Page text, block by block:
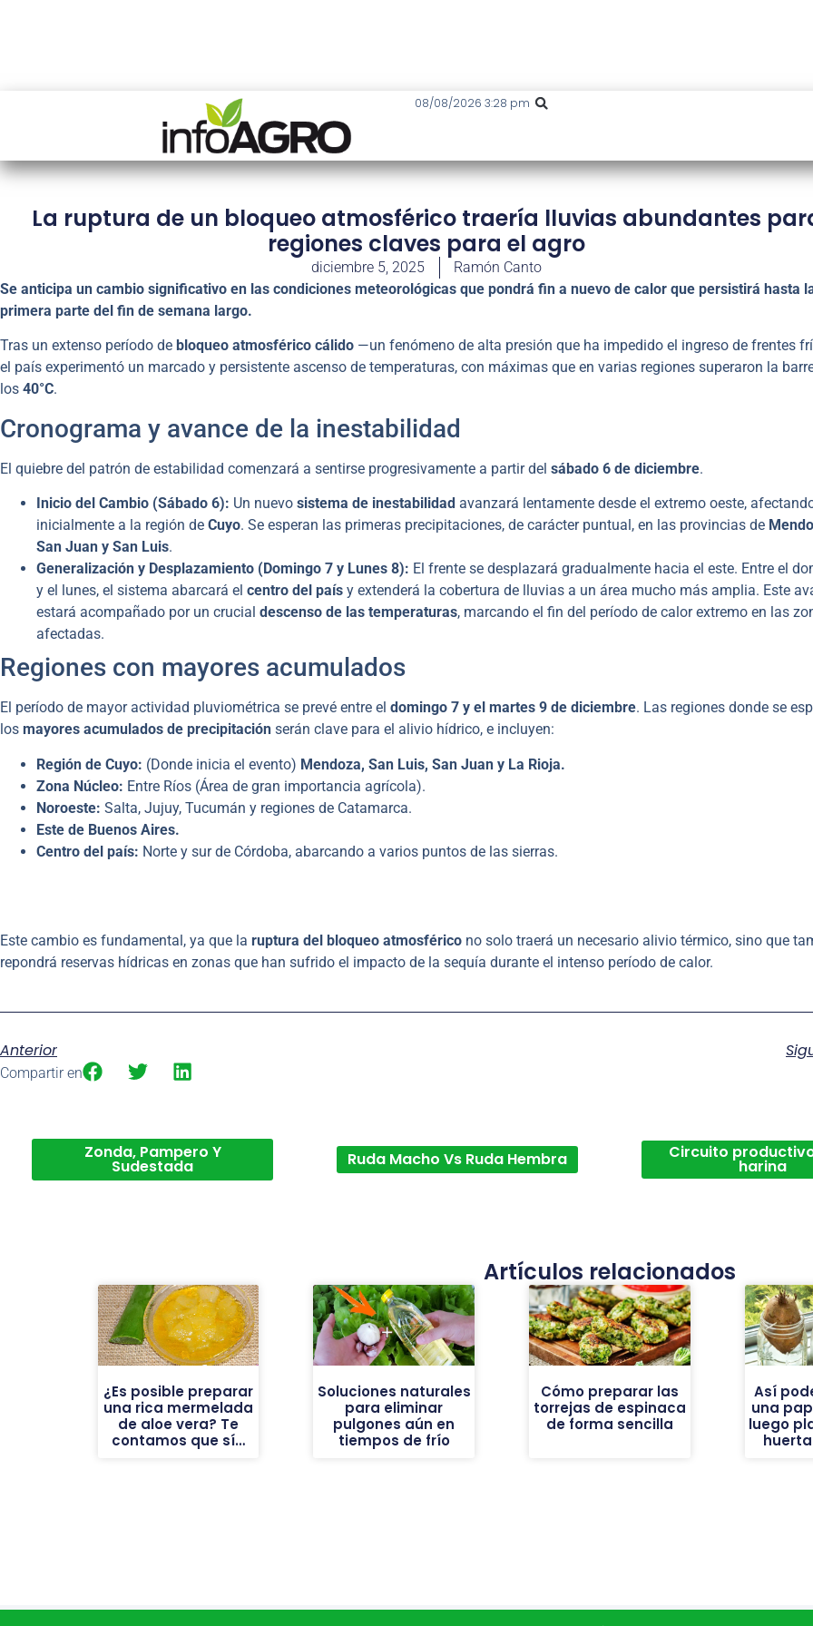
08/08/2026 3:28 pm
La ruptura de un bloqueo atmosférico traería lluvias abundantes
regiones claves para el agro
diciembre 5, 2025
Ramón Canto
Se anticipa un cambio significativo en las condiciones meteorológicas que pondrá fin a nuevo de calor que persistirá hasta
primera parte del fin de semana largo.
Tras un extenso período de bloqueo atmosférico cálido —un fenómeno de alta presión que ha impedido el ingreso de frentes
el país experimentó un marcado y persistente ascenso de temperaturas, con máximas que en varias regiones superaron la
los 40°C.
Cronograma y avance de la inestabilidad
El quiebre del patrón de estabilidad comenzará a sentirse progresivamente a partir del sábado 6 de diciembre.
Inicio del Cambio (Sábado 6): Un nuevo sistema de inestabilidad avanzará lentamente desde el extremo oeste,
inicialmente a la región de Cuyo. Se esperan las primeras precipitaciones, de carácter puntual, en las provincias de
San Juan y San Luis.
Generalización y Desplazamiento (Domingo 7 y Lunes 8): El frente se desplazará gradualmente hacia el este. Entre el
y el lunes, el sistema abarcará el centro del país y extenderá la cobertura de lluvias a un área mucho más amplia. Este
estará acompañado por un crucial descenso de las temperaturas, marcando el fin del período de calor extremo en las
afectadas.
Regiones con mayores acumulados
El período de mayor actividad pluviométrica se prevé entre el domingo 7 y el martes 9 de diciembre. Las regiones donde se
los mayores acumulados de precipitación serán clave para el alivio hídrico, e incluyen:
Región de Cuyo: (Donde inicia el evento) Mendoza, San Luis, San Juan y La Rioja.
Zona Núcleo: Entre Ríos (Área de gran importancia agrícola).
Noroeste: Salta, Jujuy, Tucumán y regiones de Catamarca.
Este de Buenos Aires.
Centro del país: Norte y sur de Córdoba, abarcando a varios puntos de las sierras.
Este cambio es fundamental, ya que la ruptura del bloqueo atmosférico no solo traerá un necesario alivio térmico, sino que
repondrá reservas hídricas en zonas que han sufrido el impacto de la sequía durante el intenso período de calor.
Anterior
Compartir en
Zonda, Pampero Y
Sudestada Ruda Macho Vs Ruda Hembra Circuito
harina
Artículos relacionados
¿Es posible preparar
una rica mermelada
de aloe vera? Te
contamos que sí…
Soluciones naturales
para eliminar
pulgones aún en
tiempos de frío
Cómo preparar las
torrejas de espinaca
de forma sencilla
Así
una
luego